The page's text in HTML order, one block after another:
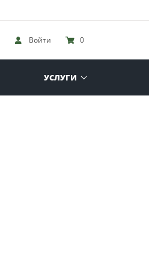
Войти 0
УСЛУГИ